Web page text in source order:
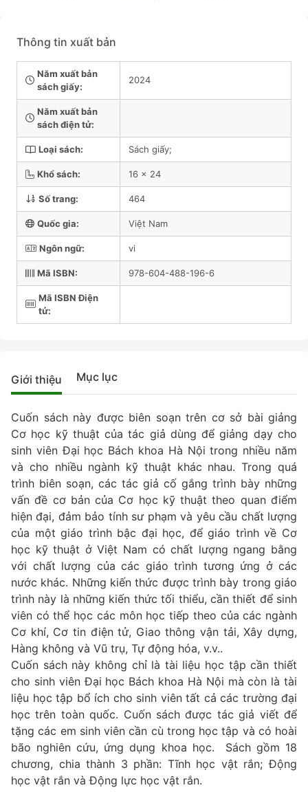
Thông tin xuất bản
Năm xuất bản
sách giấy:
2024
Năm xuất bản
sách điện tử:
Loại sách: Sách giấy;
Khổ sách: 16 x 24
Số trang: 464
Quốc gia: Việt Nam
Ngôn ngữ: vi
Mã ISBN: 978-604-488-196-6
Mã ISBN Điện
tử:
Giới thiệu Mục lục
Cuốn sách này được biên soạn trên cơ sở bài giảng
Cơ học kỹ thuật của tác giả dùng để giảng dạy cho
sinh viên Đại học Bách khoa Hà Nội trong nhiều năm
và cho nhiều ngành kỹ thuật khác nhau. Trong quá
trình biên soạn, các tác giả cố gắng trình bày những
vấn đề cơ bản của Cơ học kỹ thuật theo quan điểm
hiện đại, đảm bảo tính sư phạm và yêu cầu chất lượng
của một giáo trình bậc đại học, để giáo trình về Cơ
học kỹ thuật ở Việt Nam có chất lượng ngang bằng
với chất lượng của các giáo trình tương ứng ở các
nước khác. Những kiến thức được trình bày trong giáo
trình này là những kiến thức tối thiểu, cần thiết để sinh
viên có thể học các môn học tiếp theo của các ngành
Cơ khí, Cơ tin điện tử, Giao thông vận tải, Xây dựng,
Hàng không và Vũ trụ, Tự động hóa, v.v..
Cuốn sách này không chỉ là tài liệu học tập cần thiết
cho sinh viên Đại học Bách khoa Hà Nội mà còn là tài
liệu học tập bổ ích cho sinh viên tất cả các trường đại
học trên toàn quốc. Cuốn sách được tác giả viết để
tặng các em sinh viên cần cù trong học tập và có hoài
bão nghiên cứu, ứng dụng khoa học. Sách gồm 18
chương, chia thành 3 phần: Tĩnh học vật rắn; Động
học vật rắn và Động lực học vật rắn.